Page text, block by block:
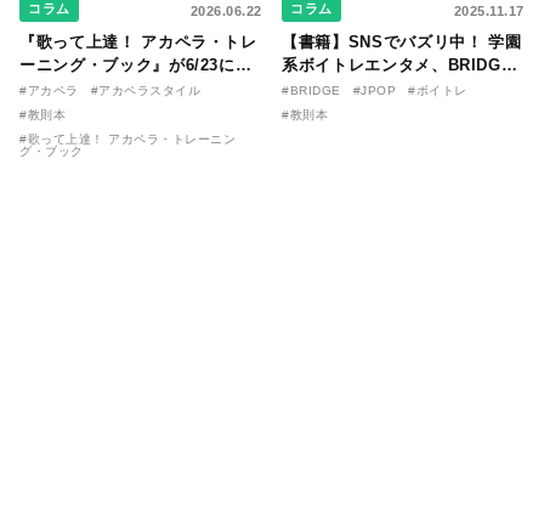
コラム 2026.06.22
『歌って上達！ アカペラ・トレ
ーニング・ブック』が6/23に発
売！ 課題曲音源・音取り用アプ
リを公開。
#アカペラ
#アカペラスタイル
#教則本
#歌って上達！ アカペラ・トレーニン
グ・ブック
コラム 2025.11.17
【書籍】SNSでバズリ中！ 学園
系ボイトレエンタメ、BRIDGE
が届ける教則本『１分で攻略！
ボイスタイプ別で挑む歌の上達
#BRIDGE #JPOP
#ボイトレ
#教則本